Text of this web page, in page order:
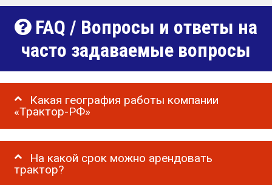
FAQ / Вопросы и ответы на
часто задаваемые вопросы
Какая география работы компании
«Трактор-РФ»
На какой срок можно арендовать
трактор?